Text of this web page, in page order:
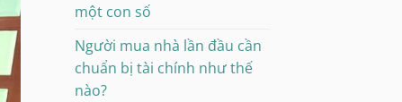
một con số
Người mua nhà lần đầu cần
chuẩn bị tài chính như thế
nào?